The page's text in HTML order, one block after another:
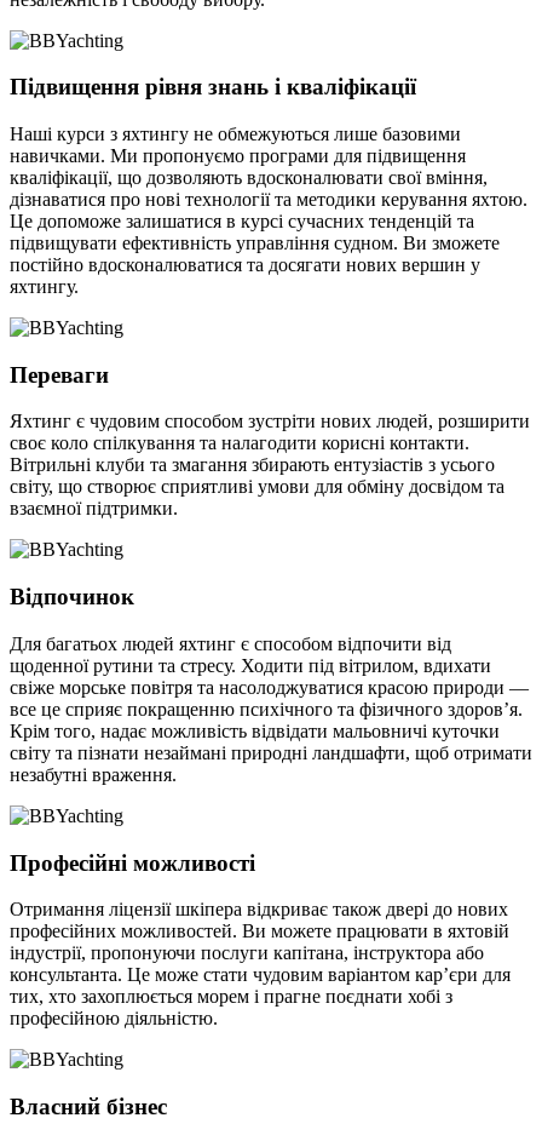
Підвищення рівня знань і кваліфікації
Наші курси з яхтингу не обмежуються лише базовими
навичками. Ми пропонуємо програми для підвищення
кваліфікації, що дозволяють вдосконалювати свої вміння,
дізнаватися про нові технології та методики керування яхтою.
Це допоможе залишатися в курсі сучасних тенденцій та
підвищувати ефективність управління судном. Ви зможете
постійно вдосконалюватися та досягати нових вершин у
яхтингу.
Переваги
Яхтинг є чудовим способом зустріти нових людей, розширити
своє коло спілкування та налагодити корисні контакти.
Вітрильні клуби та змагання збирають ентузіастів з усього
світу, що створює сприятливі умови для обміну досвідом та
взаємної підтримки.
Відпочинок
Для багатьох людей яхтинг є способом відпочити від
щоденної рутини та стресу. Ходити під вітрилом, вдихати
свіже морське повітря та насолоджуватися красою природи —
все це сприяє покращенню психічного та фізичного здоров’я.
Крім того, надає можливість відвідати мальовничі куточки
світу та пізнати незаймані природні ландшафти, щоб отримати
незабутні враження.
Професійні можливості
Отримання ліцензії шкіпера відкриває також двері до нових
професійних можливостей. Ви можете працювати в яхтовій
індустрії, пропонуючи послуги капітана, інструктора або
консультанта. Це може стати чудовим варіантом кар’єри для
тих, хто захоплюється морем і прагне поєднати хобі з
професійною діяльністю.
Власний бізнес